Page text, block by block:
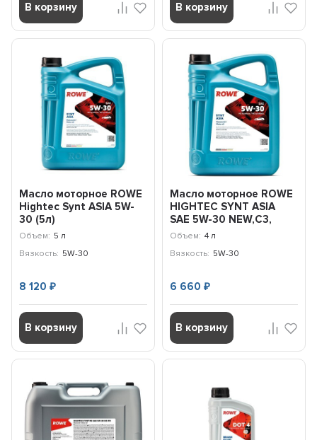
В корзину В корзину
Масло моторное ROWE
Hightес Synt ASIA 5W-
30 (5л)
Объем: 5 л
Вязкость: 5W-30
8 120₽
В корзину
Масло моторное ROWE
HIGHTEC SYNT ASIA
SAE 5W-30 NEW,C3,
SN/CF, 4л
Объем: 4 л
Вязкость: 5W-30
6 660 ₽
В корзину